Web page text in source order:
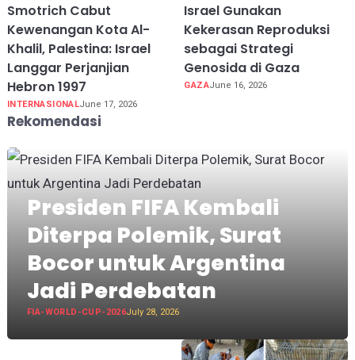
Smotrich Cabut
Kewenangan Kota Al-
Khalil, Palestina: Israel
Langgar Perjanjian
Hebron 1997
INTERNASIONALJune 17, 2026
Israel Gunakan
Kekerasan Reproduksi
sebagai Strategi
Genosida di Gaza
GAZAJune 16, 2026
Rekomendasi
Presiden FIFA Kembali
Diterpa Polemik, Surat
Bocor untuk Argentina
Jadi Perdebatan
FIA-WORLD-CUP-2026July 28, 2026